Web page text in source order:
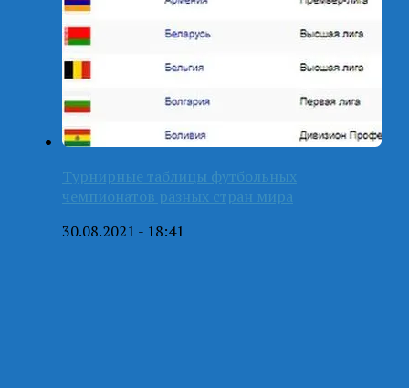
Турнирные таблицы футбольных
чемпионатов разных стран мира
30.08.2021 - 18:41